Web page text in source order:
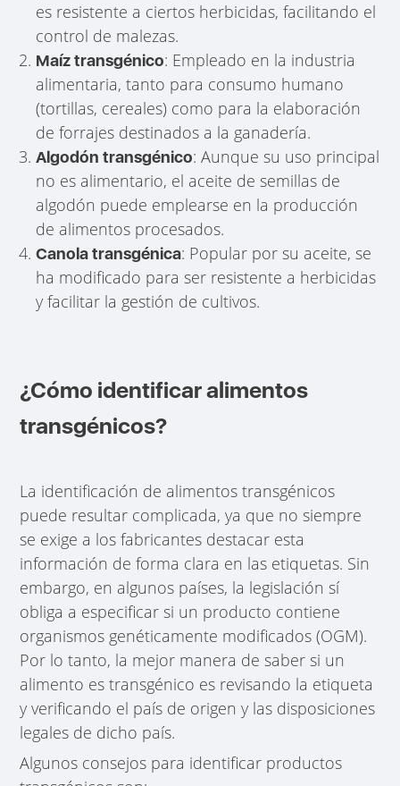
es resistente a ciertos herbicidas, facilitando el
control de malezas.
Maíz transgénico: Empleado en la industria
alimentaria, tanto para consumo humano
(tortillas, cereales) como para la elaboración
de forrajes destinados a la ganadería.
Algodón transgénico: Aunque su uso principal
no es alimentario, el aceite de semillas de
algodón puede emplearse en la producción
de alimentos procesados.
Canola transgénica: Popular por su aceite, se
ha modificado para ser resistente a herbicidas
y facilitar la gestión de cultivos.
¿Cómo identificar alimentos
transgénicos?
La identificación de alimentos transgénicos
puede resultar complicada, ya que no siempre
se exige a los fabricantes destacar esta
información de forma clara en las etiquetas. Sin
embargo, en algunos países, la legislación sí
obliga a especificar si un producto contiene
organismos genéticamente modificados (OGM).
Por lo tanto, la mejor manera de saber si un
alimento es transgénico es revisando la etiqueta
y verificando el país de origen y las disposiciones
legales de dicho país.
Algunos consejos para identificar productos